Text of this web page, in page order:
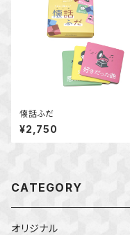
懐話ふだ
¥2,750
CATEGORY
オリジナル